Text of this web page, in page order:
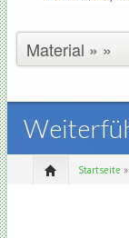
Startseite